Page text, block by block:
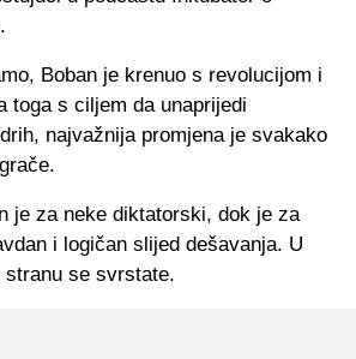
Boban je krenuo s revolucijom i
toga s ciljem da unaprijedi
najvažnija promjena je svakako
je za neke diktatorski, dok je za
i logičan slijed dešavanja. U
se svrstate.